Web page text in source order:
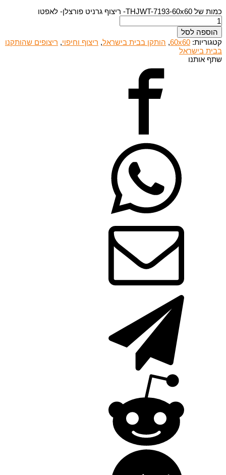
כמות של THJWT-7193-60x60- ריצוף גרניט פורצלן- לאפטו
הוספה לסל
קטגוריות: 60x60
, הותקן בבית בישראל, ריצוף וחיפוי, ריצופים שהותקנו
בבית בישראל
שתף אותנו